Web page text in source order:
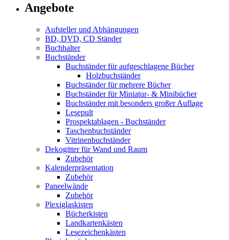
Angebote
Aufsteller und Abhängungen
BD, DVD, CD Ständer
Buchhalter
Buchständer
Buchständer für aufgeschlagene Bücher
Holzbuchständer
Buchständer für mehrere Bücher
Buchständer für Miniatur- & Minibücher
Buchständer mit besonders großer Auflage
Lesepult
Prospektablagen - Buchständer
Taschenbuchständer
Vitrinenbuchständer
Dekogitter für Wand und Raum
Zubehör
Kalenderpräsentation
Zubehör
Paneelwände
Zubehör
Plexiglaskisten
Bücherkisten
Landkartenkästen
Lesezeichenkästen